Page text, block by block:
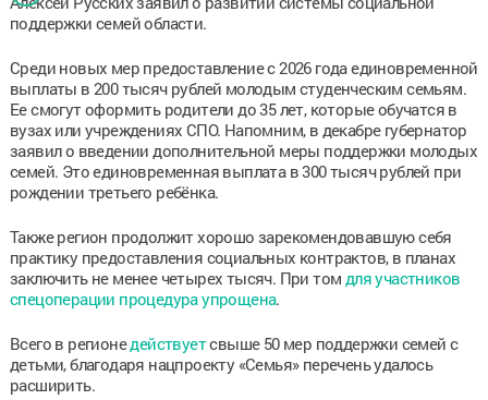
поддержки семей области.
Среди новых мер предоставление с 2026 года единовременной
выплаты в 200 тысяч рублей молодым студенческим семьям.
Ее смогут оформить родители до 35 лет, которые обучатся в
вузах или учреждениях СПО. Напомним, в декабре губернатор
заявил о введении дополнительной меры поддержки молодых
семей. Это единовременная выплата в 300 тысяч рублей при
рождении третьего ребёнка.
Также регион продолжит хорошо зарекомендовавшую себя
практику предоставления социальных контрактов, в планах
заключить не менее четырех тысяч. При том для участников
спецоперации процедура упрощена.
Всего в регионедействуетсвыше 50 мер поддержки семей с
детьми, благодаря нацпроекту «Семья» перечень удалось
расширить.